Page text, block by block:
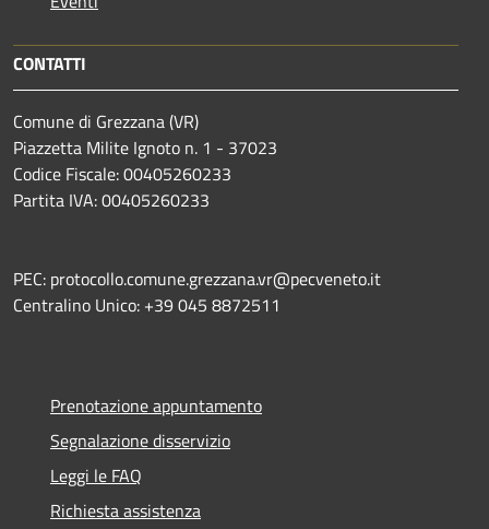
CONTATTI
Comune di Grezzana (VR)
Piazzetta Milite Ignoto n. 1 - 37023
Codice Fiscale: 00405260233
Partita IVA: 00405260233
PEC: protocollo.comune.grezzana.vr@pecveneto.it
Centralino Unico: +39 045 8872511
Prenotazione appuntamento
Segnalazione disservizio
Leggi le FAQ
Richiesta assistenza